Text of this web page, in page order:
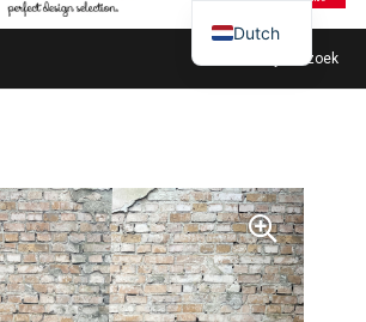
Plan mijn bezoek
Dutch